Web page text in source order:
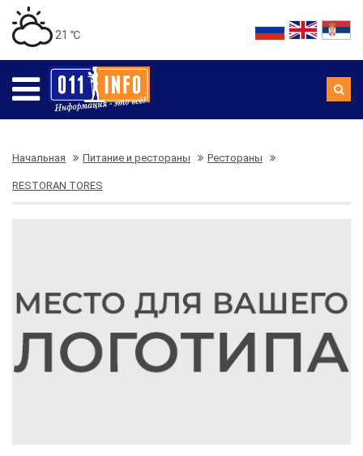
21 ℃
Начальная Питание и рестораны Рестораны
RESTORAN TORES